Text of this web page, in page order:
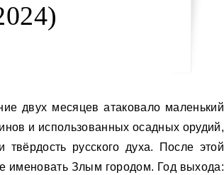
и использованных осадных орудий,
русского духа. После этой
именовать Злым городом. Год выхода: